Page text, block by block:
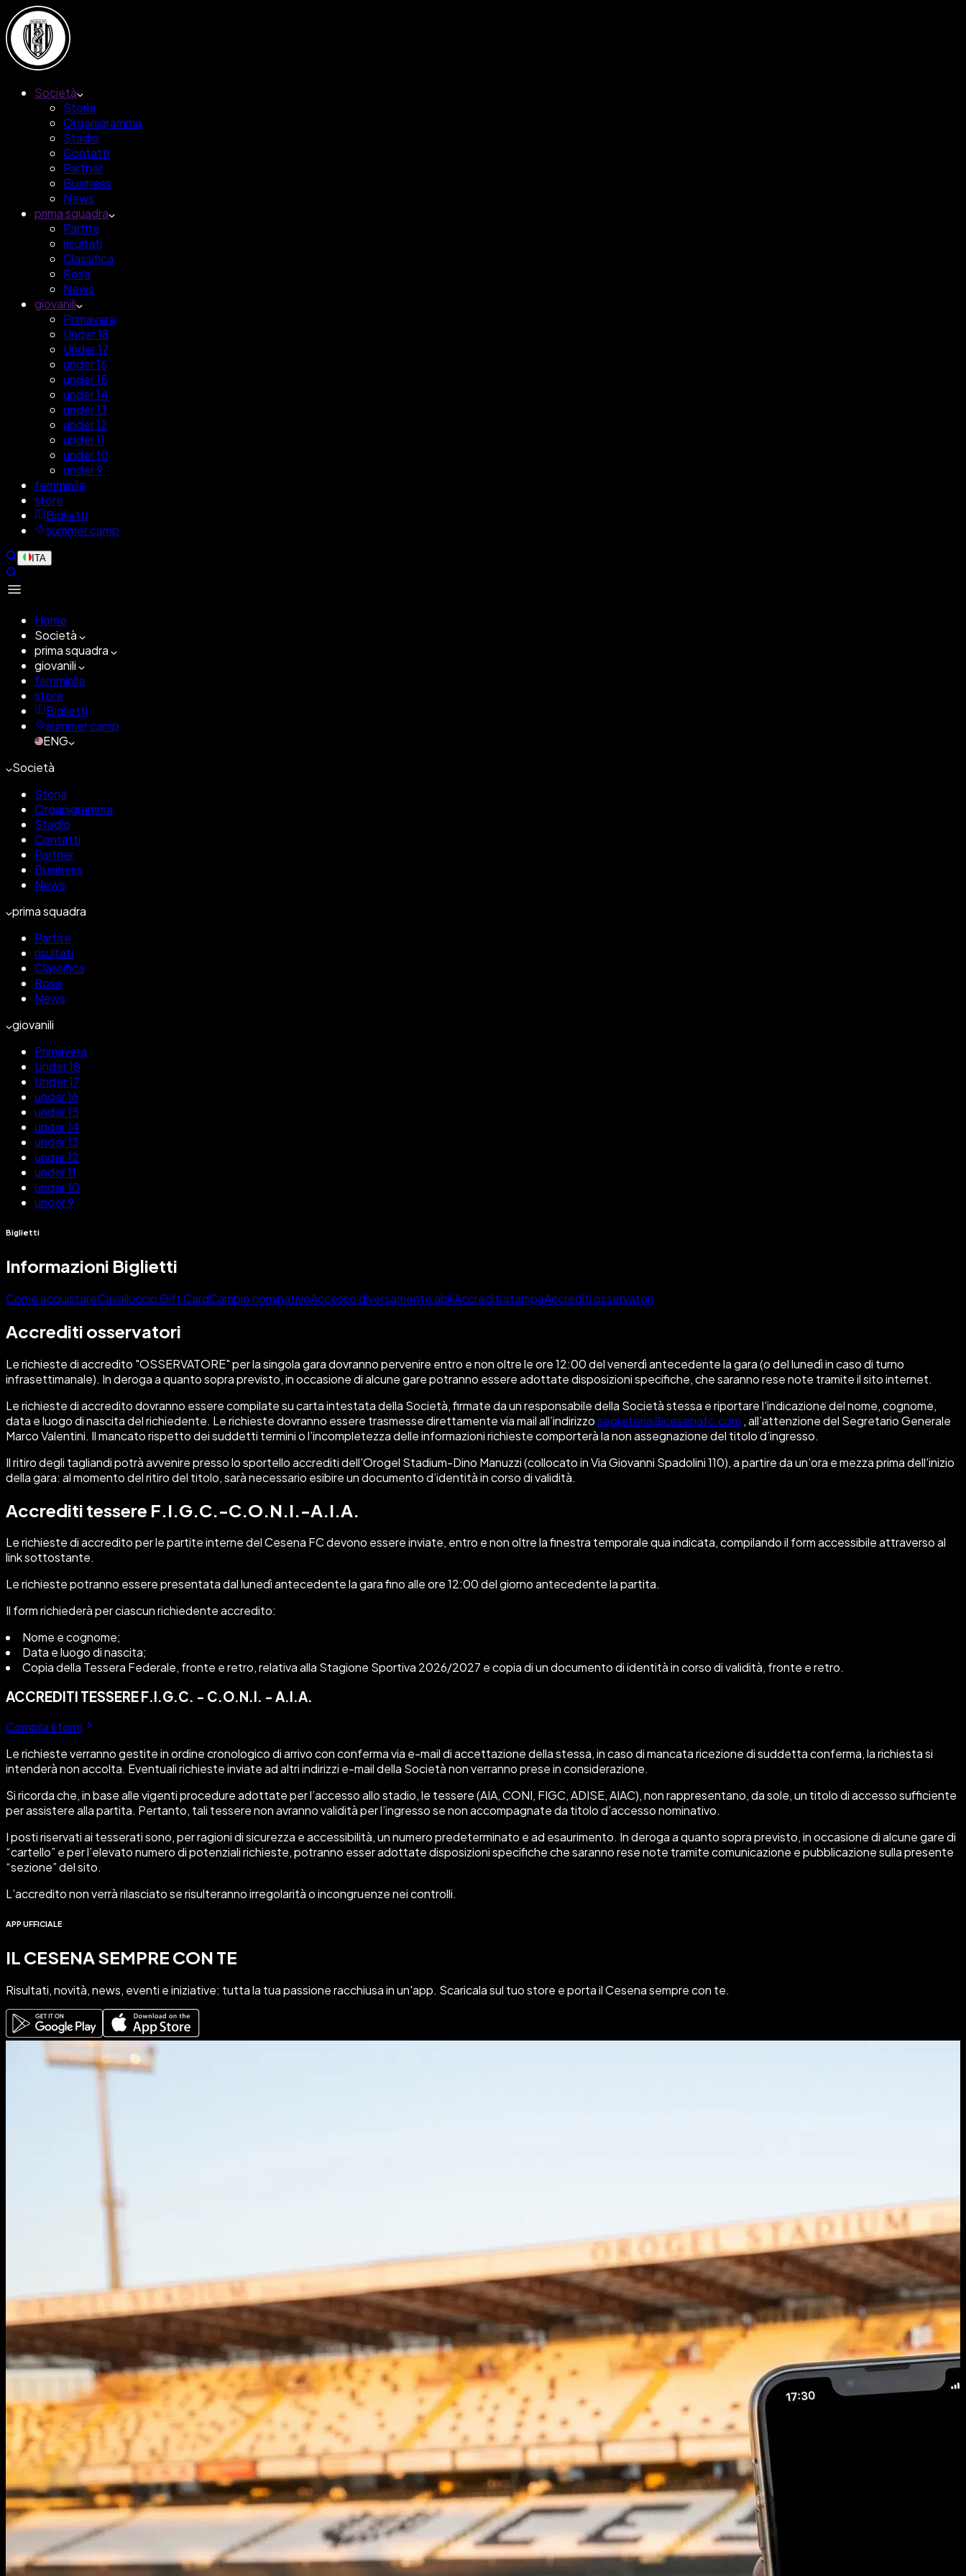
Società
Storia
Organigramma
Stadio
Contatti
Partner
Business
News
prima squadra
Partite
risultati
Classifica
Rosa
News
giovanili
Primavera
Under 18
Under 17
under 16
under 15
under 14
under 13
under 12
under 11
under 10
under 9
femminile
store
Biglietti
summer camp
ITA
Home
Società
prima squadra
giovanili
femminile
store
Biglietti
summer camp
ENG
Società
Storia
Organigramma
Stadio
Contatti
Partner
Business
News
prima squadra
Partite
risultati
Classifica
Rosa
News
giovanili
Primavera
Under 18
Under 17
under 16
under 15
under 14
under 13
under 12
under 11
under 10
under 9
Biglietti
Informazioni Biglietti
Come acquistareCavalluccio Gift CardCambio nominativoAccesso diversamente abiliAccrediti stampaAccrediti osservatori
Accrediti osservatori
Le richieste di accredito "OSSERVATORE" per la singola gara dovranno pervenire entro e non oltre le ore 12:00 del venerdì antecedente la gara (o del lunedì in caso di turno
infrasettimanale). In deroga a quanto sopra previsto, in occasione di alcune gare potranno essere adottate disposizioni specifiche, che saranno rese note tramite il sito internet.
Le richieste di accredito dovranno essere compilate su carta intestata della Società, firmate da un responsabile della Società stessa e riportare l'indicazione del nome, cognome,
data e luogo di nascita del richiedente. Le richieste dovranno essere trasmesse direttamente via mail all’indirizzosegreteria@cesenafc.com , all’attenzione del Segretario Generale
Marco Valentini. Il mancato rispetto dei suddetti termini o l’incompletezza delle informazioni richieste comporterà la non assegnazione del titolo d’ingresso.
Il ritiro degli tagliandi potrà avvenire presso lo sportello accrediti dell'Orogel Stadium-Dino Manuzzi (collocato in Via Giovanni Spadolini 110), a partire da un’ora e mezza prima dell'inizio
della gara: al momento del ritiro del titolo, sarà necessario esibire un documento d’identità in corso di validità.
Accrediti tessere F.I.G.C.-C.O.N.I.-A.I.A.
Le richieste di accredito per le partite interne delCesena FCdevono essere inviate, entro e non oltre la finestra temporale qua indicata, compilando il form accessibile attraverso al
link sottostante.
Le richieste potranno essere presentata dal lunedì antecedente la gara fino alle ore 12:00 del giorno antecedente la partita.
Il form richiederà per ciascun richiedente accredito:
Nome e cognome;
Data e luogo di nascita;
Copia della Tessera Federale, fronte e retro, relativa alla Stagione Sportiva 2026/2027 e copia di un documento di identità in corso di validità, fronte e retro.
ACCREDITI TESSERE F.I.G.C. - C.O.N.I. - A.I.A.
Compila il form
Le richieste verranno gestite in ordine cronologico di arrivo con conferma via e-mail di accettazione della stessa, in caso di mancata ricezione di suddetta conferma, la richiesta si
intenderà non accolta. Eventuali richieste inviate ad altri indirizzi e-mail della Società non verranno prese in considerazione.
Si ricorda che, in base alle vigenti procedure adottate per l’accesso allo stadio, le tessere (AIA, CONI, FIGC, ADISE, AIAC), non rappresentano, da sole, un titolo di accesso sufficiente
per assistere alla partita. Pertanto, tali tessere non avranno validità per l’ingresso se non accompagnate da titolo d’accesso nominativo.
I posti riservati ai tesserati sono, per ragioni di sicurezza e accessibilità, un numero predeterminato e ad esaurimento. In deroga a quanto sopra previsto, in occasione di alcune gare di
“cartello” e per l’elevato numero di potenziali richieste, potranno esser adottate disposizioni specifiche che saranno rese note tramite comunicazione e pubblicazione sulla presente
“sezione” del sito.
L’accredito non verrà rilasciato se risulteranno irregolarità o incongruenze nei controlli.
APP UFFICIALE
IL CESENA SEMPRE CON TE
Risultati, novità, news, eventi e iniziative: tuttala tua passione racchiusa in un'app. Scaricala sul tuo store e porta ilCesena sempre con te.